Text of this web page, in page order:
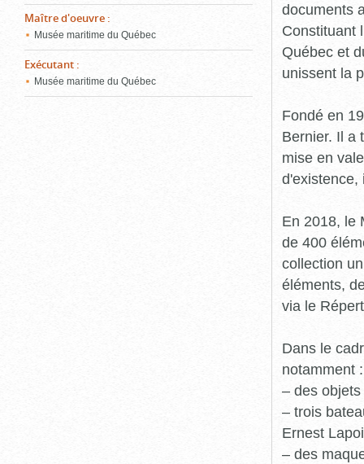
Maître d'oeuvre :
Musée maritime du Québec
Exécutant :
Musée maritime du Québec
documents
Constituant
Québec et
unissent la
Fondé en
Bernier. Il a
mise en
d'existence,
En 2018, le
de 400
collection
éléments,
via le
Dans le
notamment :
– des
– trois
Ernest
– des